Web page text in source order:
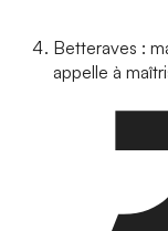
Betteraves :
appelle à